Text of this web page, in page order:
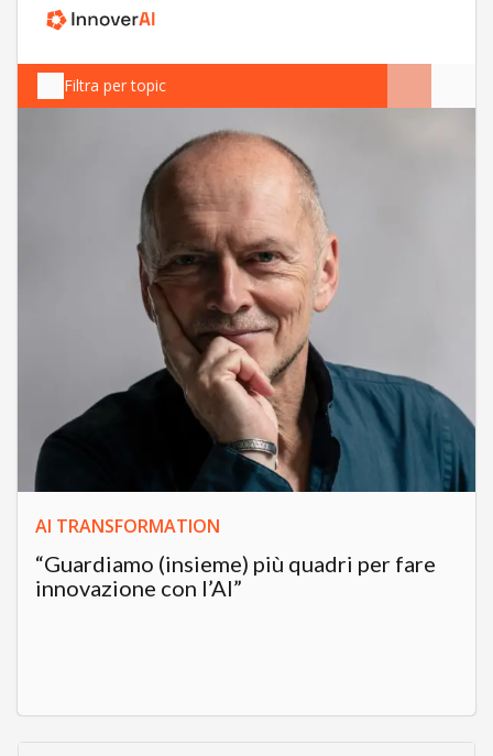
Filtra per topic
AI TRANSFORMATION
“Guardiamo (insieme) più quadri per fare
innovazione con l’AI”